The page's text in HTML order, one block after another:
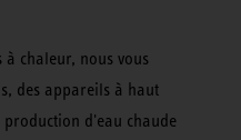
chaleur, nous vous
des appareils à haut
d'eau chaude